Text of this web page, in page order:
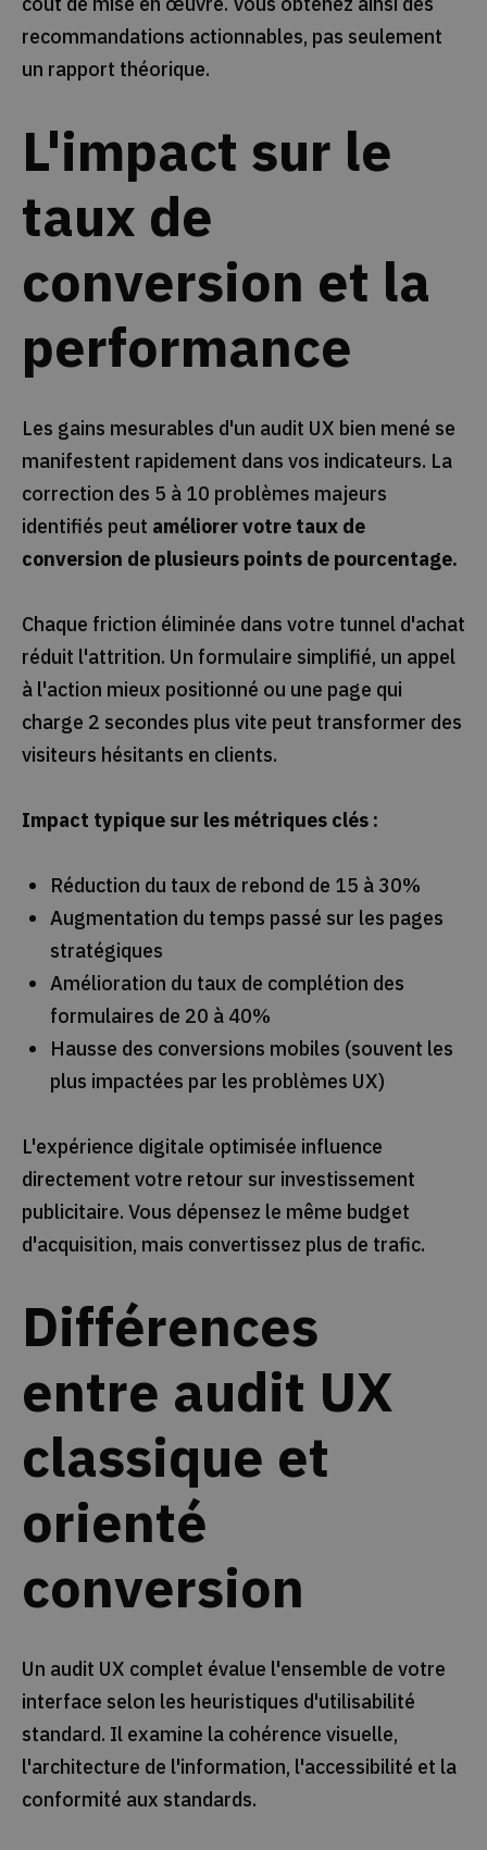
recommandations actionnables, pas seulement
un rapport théorique.
L'impact sur le
taux de
conversion et la
performance
Les gains mesurables d'un audit UX bien mené se
manifestent rapidement dans vos indicateurs. La
correction des 5 à 10 problèmes majeurs
identifiés peut améliorer votre taux de
conversion de plusieurs points de pourcentage.
Chaque friction éliminée dans votre tunnel d'achat
réduit l'attrition. Un formulaire simplifié, un appel
à l'action mieux positionné ou une page qui
charge 2 secondes plus vite peut transformer des
visiteurs hésitants en clients.
Impact typique sur les métriques clés :
Réduction du taux de rebond de 15 à 30%
Augmentation du temps passé sur les pages
stratégiques
Amélioration du taux de complétion des
formulaires de 20 à 40%
Hausse des conversions mobiles (souvent les
plus impactées par les problèmes UX)
L'expérience digitale optimisée influence
directement votre retour sur investissement
publicitaire. Vous dépensez le même budget
d'acquisition, mais convertissez plus de trafic.
Différences
entre audit UX
classique et
orienté
conversion
Un audit UX complet évalue l'ensemble de votre
interface selon les heuristiques d'utilisabilité
standard. Il examine la cohérence visuelle,
l'architecture de l'information, l'accessibilité et la
conformité aux standards.